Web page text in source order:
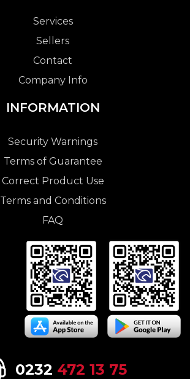
Services
Sellers
Contact
Company Info
INFORMATION
Security Warnings
Terms of Guarantee
Correct Product Use
Terms and Conditions
FAQ
0232 472 13 75